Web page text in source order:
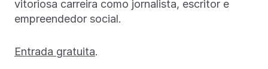
vitoriosa carreira como jornalista, escritor e
empreendedor social.
Entrada gratuita.